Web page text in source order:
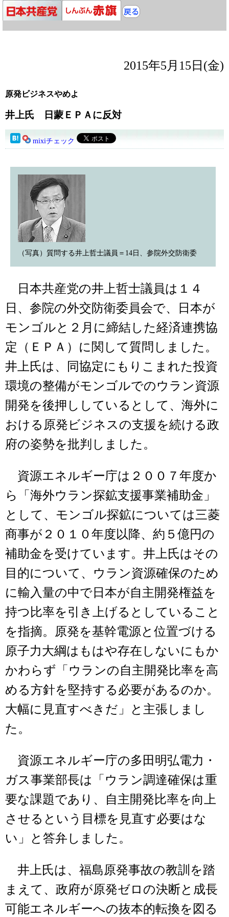
2015年5月15日(金)
原発ビジネスやめよ
井上氏 日蒙ＥＰＡに反対
mixiチェック
（写真）質問する井上哲士議員＝14日、参院外交防衛委
日本共産党の井上哲士議員は１４
日、参院の外交防衛委員会で、日本が
モンゴルと２月に締結した経済連携協
定（ＥＰＡ）に関して質問しました。
井上氏は、同協定にもりこまれた投資
環境の整備がモンゴルでのウラン資源
開発を後押ししているとして、海外に
おける原発ビジネスの支援を続ける政
府の姿勢を批判しました。
資源エネルギー庁は２００７年度か
ら「海外ウラン探鉱支援事業補助金」
として、モンゴル探鉱については三菱
商事が２０１０年度以降、約５億円の
補助金を受けています。井上氏はその
目的について、ウラン資源確保のため
に輸入量の中で日本が自主開発権益を
持つ比率を引き上げるとしていること
を指摘。原発を基幹電源と位置づける
原子力大綱はもはや存在しないにもか
かわらず「ウランの自主開発比率を高
める方針を堅持する必要があるのか。
大幅に見直すべきだ」と主張しまし
た。
資源エネルギー庁の多田明弘電力・
ガス事業部長は「ウラン調達確保は重
要な課題であり、自主開発比率を向上
させるという目標を見直す必要はな
い」と答弁しました。
井上氏は、福島原発事故の教訓を踏
まえて、政府が原発ゼロの決断と成長
可能エネルギーへの抜本的転換を図る